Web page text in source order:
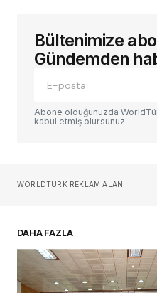
E-posta adresiniz
alanlar*ile
Yorum
Sizin adınız*
Daha sonraki
adım, e-posta
tarayıcıya
Bültenimize
Gündemden
Abone olduğunuzda
kabul etmiş olursunuz.
WORLDTURK REKLAM ALANI
DAHA FAZLA